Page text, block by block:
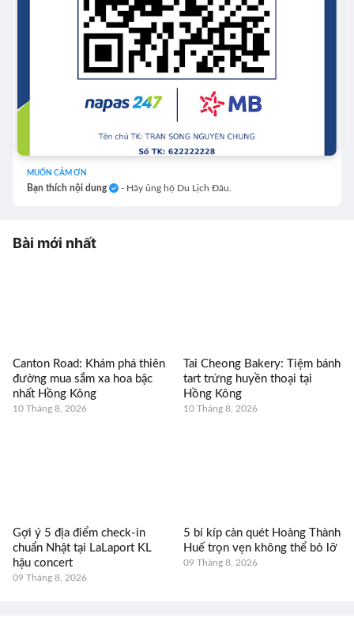
MUỐN CẢM ƠN
Bạn thích nội dung - Hãy ủng hộ Du Lịch Đâu.
Bài mới nhất
Canton Road: Khám phá thiên
đường mua sắm xa hoa bậc
nhất Hồng Kông
10 Tháng 8, 2026
Tai Cheong Bakery: Tiệm bánh
tart trứng huyền thoại tại
Hồng Kông
10 Tháng 8, 2026
Gợi ý 5 địa điểm check-in
chuẩn Nhật tại LaLaport KL
hậu concert
09 Tháng 8, 2026
5 bí kíp càn quét Hoàng Thành
Huế trọn vẹn không thể bỏ lỡ
09 Tháng 8, 2026